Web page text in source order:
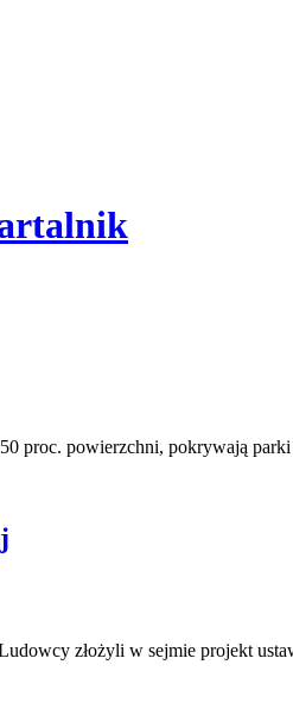
proc. powierzchni, pokrywają
złożyli w sejmie projekt